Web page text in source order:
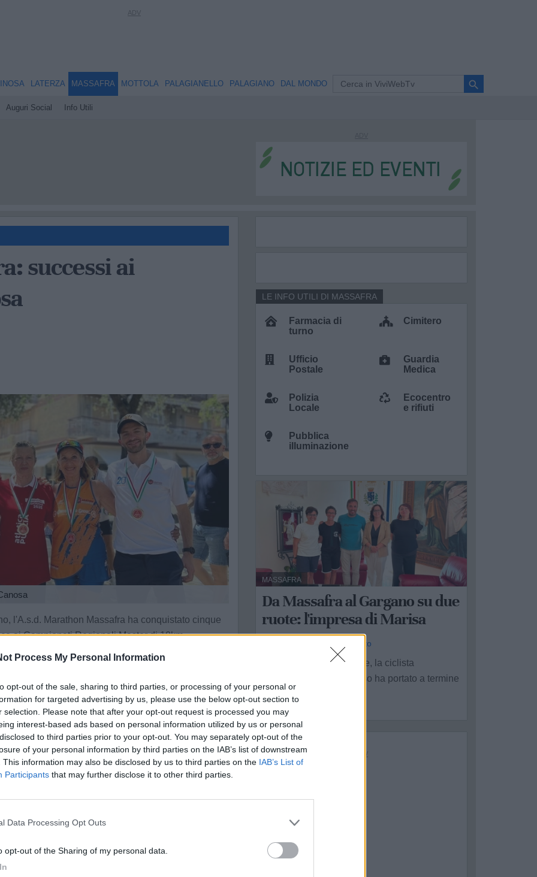
Process My Personal Information
opt-out of the sale, sharing to third parties, or processing of your personal or
for targeted advertising by us, please use the below opt-out section to
selection. Please note that after your opt-out request is processed you may
interest-based ads based on personal information utilized by us or personal
to third parties prior to your opt-out. You may separately opt-out of the
of your personal information by third parties on the IAB’s list of downstream
This information may also be disclosed by us to third parties on the IAB’s List of
Participants that may further disclose it to other third parties.
Data Processing Opt Outs
opt-out of the Sharing of my personal data.
LATERZA MASSAFRA
Auguri Social Info Utili
MOTTOLA PALAGIANELLO PALAGIANO DAL MONDO search
successi ai
l'A.s.d. Marathon Massafra ha conquistato cinque
ai Campionati Regionali Master di 10km
come decima tappa del circuito ufficiale Corripuglia,
quinto posto della classifica generale, mentre la
all'interno delle prime dieci posizioni del
arrivati grazie alle prestazioni di Mino Albanese e
regionali vincendo la medaglia d'oro nelle
è salito anche Pierluca Cardellicchio, che ha
secondo posto di categoria, mentre
arricchito il medagliere societario portando a casa
e di squadra rispecchiano i valori di passione e
varie fasi della corsa su strada.
il trend positivo della squadra, che chiude la
la classifica generale del campionato provinciale.
Farmacia di
turno
Cimitero
Ufficio
Postale
Guardia
Medica
Polizia
Locale
Ecocentro
e rifiuti
Pubblica
illuminazione
LE INFO UTILI DI MASSAFRA
MASSAFRA
Da Massafra al Gargano su due
ruote: l'impresa di Marisa
La Redazione - sab 1 agosto
Anche in questa stagione, la ciclista
massafrese Marisa Russo ha portato a termine
un'intensa ...